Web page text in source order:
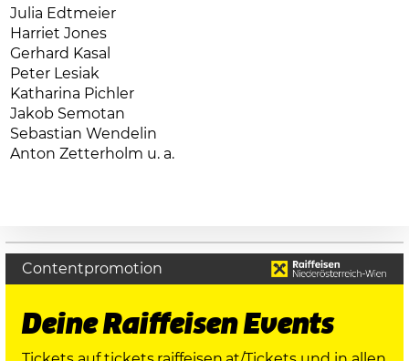
Julia Edtmeier
Harriet Jones
Gerhard Kasal
Peter Lesiak
Katharina Pichler
Jakob Semotan
Sebastian Wendelin
Anton Zetterholm u. a.
Contentpromotion
Deine Raiffeisen Events